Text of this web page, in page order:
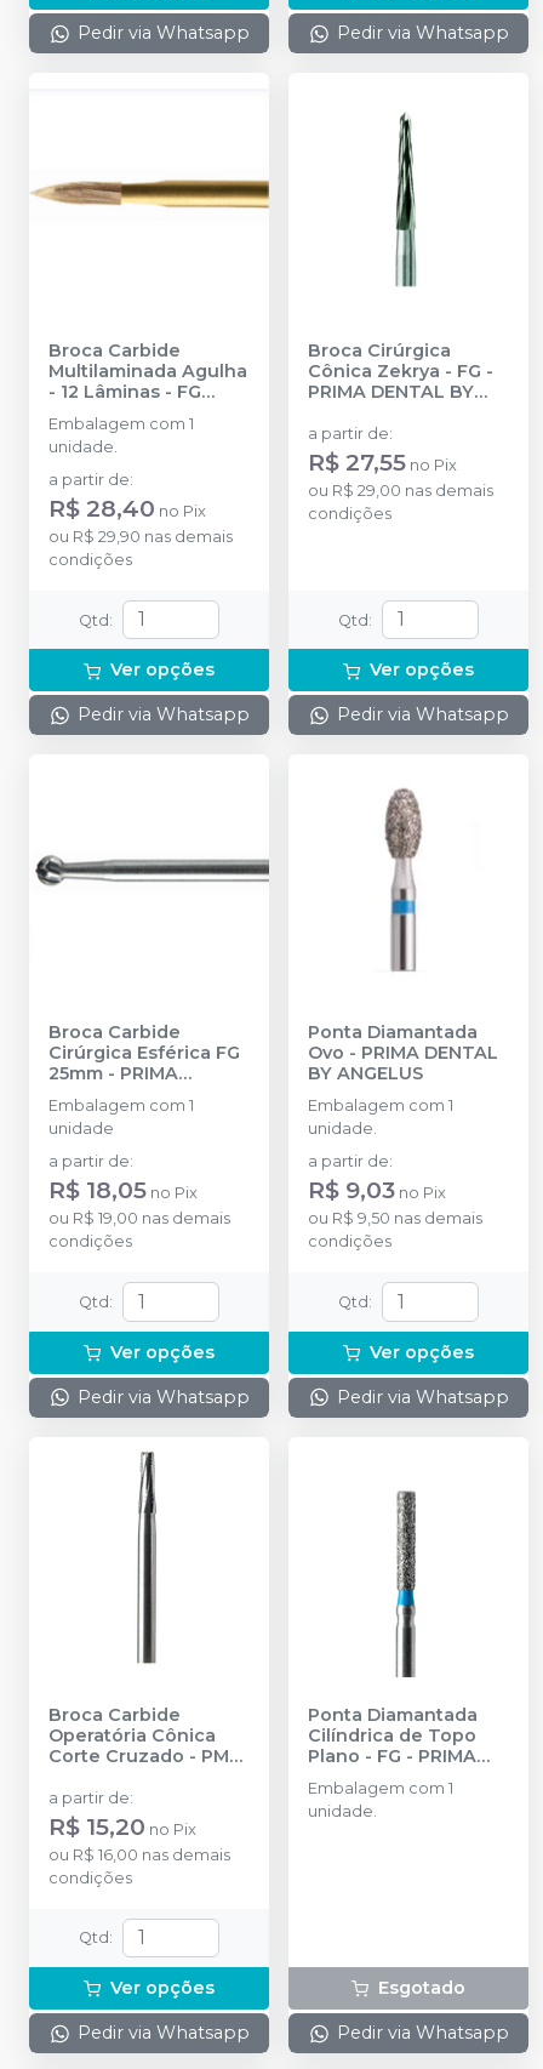
Pedir via Whatsapp Pedir via Whatsapp
Broca Carbide
Multilaminada Agulha
- 12 Lâminas - FG
19MM
DENTAL BY ANGELUS
Embalagem com 1
unidade.
a partir de:
R$ 28,40 no Pix
ou R$ 29,90 nas demais
condições
Qtd:
Ver opções
Pedir via Whatsapp
Broca Cirúrgica
Cônica Zekrya - FG -
PRIMA DENTAL BY
a partir de:
R$ 27,55 no Pix
ou R$ 29,00 nas demais
condições
Qtd:
Ver opções
Pedir via Whatsapp
Broca Carbide
Cirúrgica Esférica FG
25mm - PRIMA
DENTAL BY ANGELUS
Embalagem com 1
unidade
a partir de:
R$ 18,05 no Pix
ou R$ 19,00 nas demais
condições
Qtd :
Ver opções
Pedir via Whatsapp
Ponta Diamantada
Ovo - PRIMA DENTAL
BY ANGELUS
Embalagem com 1
unidade.
a partir de:
R$ 9,03 no Pix
ou R$ 9,50 nas demais
condições
Qtd :
Ver opções
Pedir via Whatsapp
Broca Carbide
Operatória Cônica
Corte Cruzado - PM
DENTAL BY ANGELUS
a partir de:
R$ 15,20 no Pix
ou R$ 16,00 nas demais
condições
Qtd :
Ver opções
Pedir via Whatsapp
Ponta Diamantada
Cilíndrica de Topo
Plano - FG - PRIMA
DENTAL BY ANGELUS
Embalagem com 1
unidade.
Esgotado
Pedir via Whatsapp